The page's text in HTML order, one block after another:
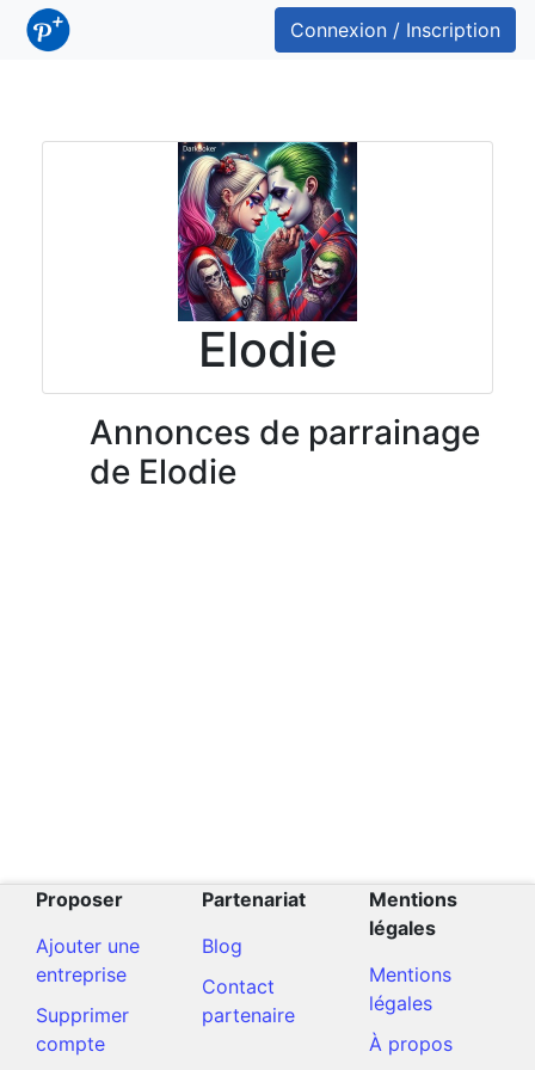
Connexion / Inscription
Elodie
Annonces de parrainage
de Elodie
Proposer
Ajouter une
entreprise
Supprimer
compte
Partenariat
Blog
Contact
partenaire
Mentions
légales
Mentions
légales
À propos